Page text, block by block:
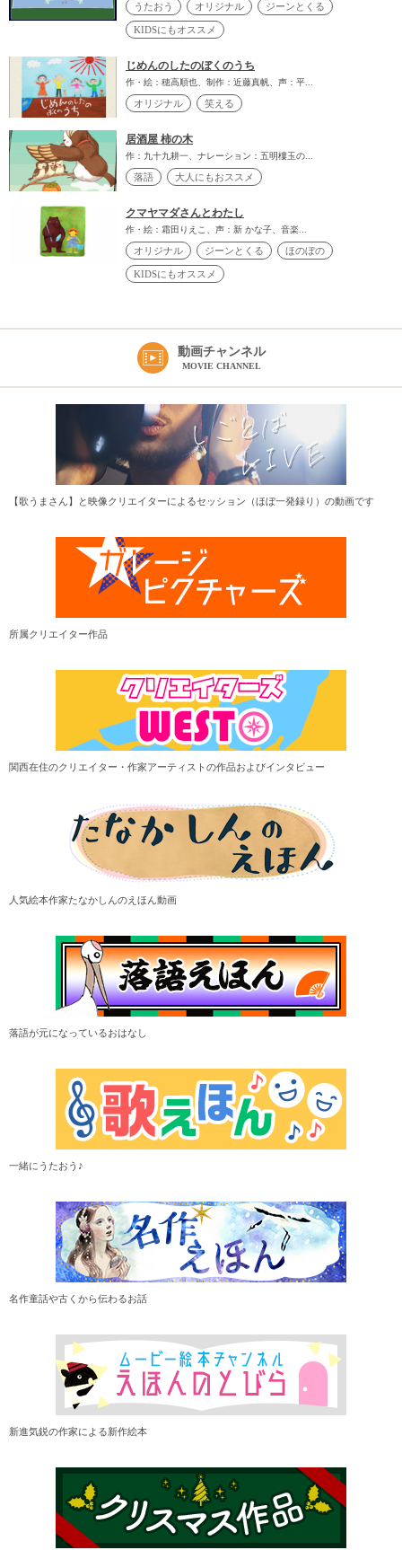
うたおう オリジナル ジーンとくる
KIDSにもオススメ
じめんのしたのぼくのうち
作・絵：穂高順也、制作：近藤真帆、声：平...
オリジナル 笑える
居酒屋 柿の木
作：九十九耕一、ナレーション：五明樓玉の...
落語 大人にもおススメ
クマヤマダさんとわたし
作・絵：霜田りえこ、声：新 かな子、音楽...
オリジナル ジーンとくる ほのぼの
KIDSにもオススメ
動画チャンネル
MOVIE CHANNEL
【歌うまさん】と映像クリエイターによるセッション（ほぼ一発録り）の動画です
所属クリエイター作品
関西在住のクリエイター・作家アーティストの作品およびインタビュー
人気絵本作家たなかしんのえほん動画
落語が元になっているおはなし
一緒にうたおう♪
名作童話や古くから伝わるお話
新進気鋭の作家による新作絵本